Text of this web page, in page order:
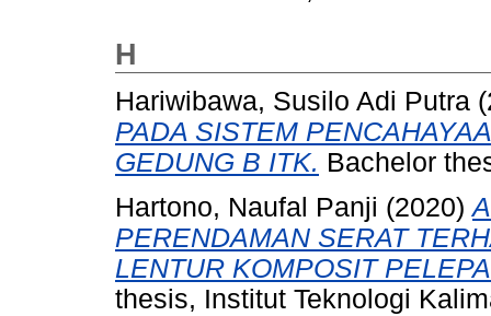
H
Hariwibawa, Susilo Adi Putra
PADA SISTEM
GEDUNG B ITK. Bachelor
Hartono, Naufal Panji (2020)
PERENDAMAN SERAT
LENTUR KOMPOSIT
thesis, Institut Teknologi